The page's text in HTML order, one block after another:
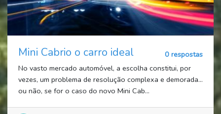
Mini Cabrio o carro ideal
0 respostas
No vasto mercado automóvel, a escolha constitui, por
vezes, um problema de resolução complexa e demorada…
ou não, se for o caso do novo Mini Cab...